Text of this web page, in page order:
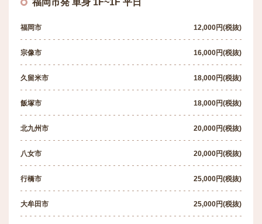
賠償責任保険表示
引越運送約款
プライバシーポリシー
お見積り
福岡市発 単身 1F~1F 平日
福岡市 12,000円(税抜)
宗像市 16,000円(税抜)
久留米市 18,000円(税抜)
飯塚市 18,000円(税抜)
北九州市 20,000円(税抜)
八女市 20,000円(税抜)
行橋市 25,000円(税抜)
大牟田市 25,000円(税抜)